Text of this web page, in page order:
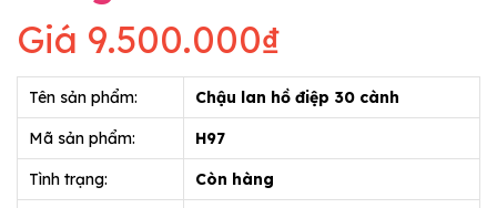
Giá 9.500.000₫
Tên sản phẩm: Chậu lan hồ điệp 30 cành
Mã sản phẩm: H97
Tình trạng: Còn hàng